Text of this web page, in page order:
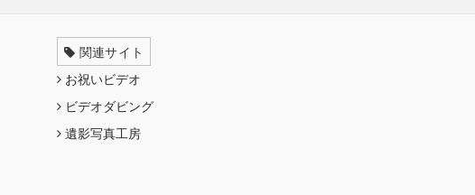
関連サイト
お祝いビデオ
ビデオダビング
遺影写真工房